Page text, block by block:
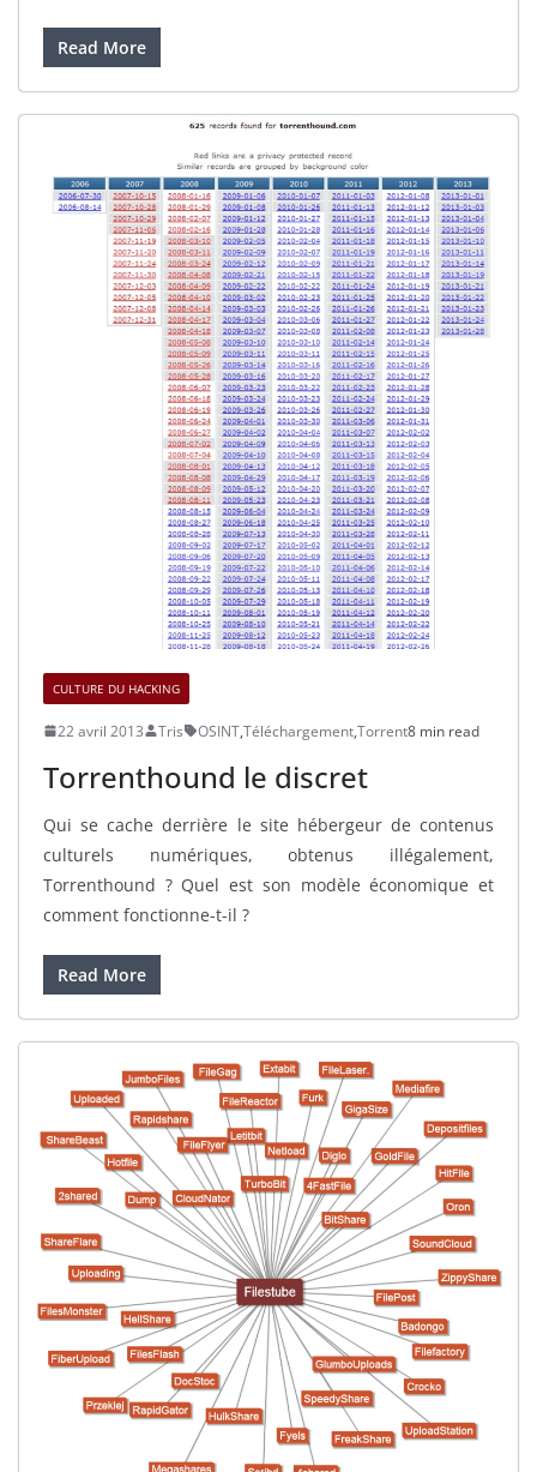
Read More
CULTURE DU HACKING
22 avril 2013 Tris OSINT,Téléchargement,Torrent8 min read
Torrenthound le discret
Qui se cache derrière le site hébergeur de contenus
culturels numériques, obtenus illégalement,
Torrenthound ? Quel est son modèle économique et
comment fonctionne-t-il ?
Read More